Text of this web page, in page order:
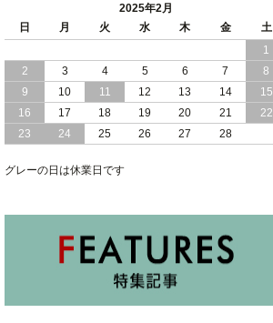
女性人気 日本製 コンパクト な ショー
トサイズ 跳ね上げ 収納 ベッド 横開き
2024/10/17
日本製 コンパクト な ショートサイズ
跳ね上げ 収納 ベッド 横開き ヘッドボ
ード無し
ード 跳ね上げ式 大容量 収納 ベッド
2025年2月
日
月 火 水 木 金
土
1
2
3 4 5 6 7
8
9
10 11 12 13 14
15
16
17 18 19 20 21
22
23
24 25 26 27 28
グレーの日は休業日です